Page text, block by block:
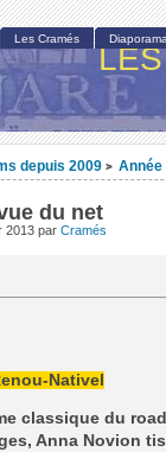
depuis 2009 > Année
du net
2013 par Cramés
Nativel
classique du
Anna Novion
Les Cramés